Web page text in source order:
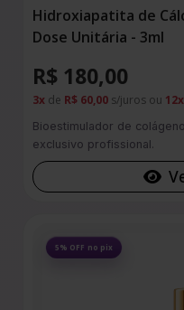
Hidroxiapatita de
Dose Unitária - 3ml
R$ 180,00
3x de R$ 60,00 s/juros ou 12x
Bioestimulador de
exclusivo profissional.
5% OFF no pix
Favoritos